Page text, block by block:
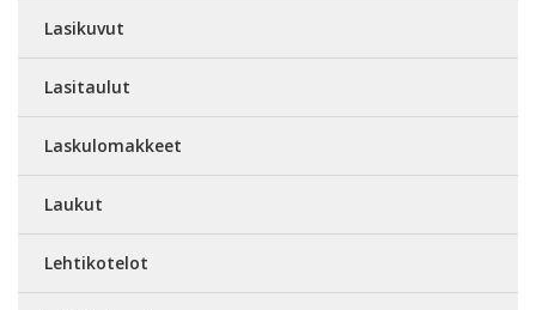
Lasikuvut
Lasitaulut
Laskulomakkeet
Laukut
Lehtikotelot